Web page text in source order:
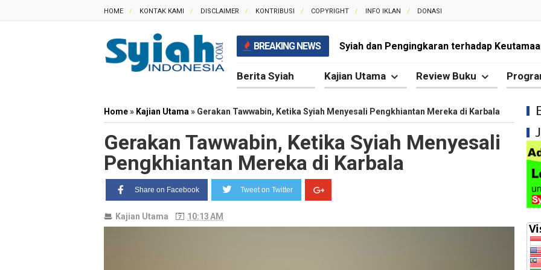
HOME KONTAK KAMI DISCLAIMER KONTRIBUSI COPYRIGHT INFO IKLAN DONASI
BREAKING NEWS Syiah dan Pengingkaran terhadap
Mengapa Syiah Mengklaim Imam Mereka
Syiah dan Kebiasaan Mengkafirkan Sahabat
Kesalahan Syiah dalam Menyikapi Peran
Syiah dan Pengingkaran terhadap Hadis
Syiah dan Fitnah Besar terhadap Khalifah
Mengapa Syiah Menghalalkan Nikah Mut'ah?
Syiah dan Penyelewengan dalam
Berita Syiah Kajian Utama Review Buku
Home» Kajian Utama » Gerakan Tawwabin, Ketika Syiah Menyesali Pengkhiantan Mereka di Karbala
Gerakan Tawwabin, Ketika Syiah Menyesali
Pengkhiantan Mereka di Karbala
Share on Facebook Tweet on Twitter
Kajian Utama 10:13 AM